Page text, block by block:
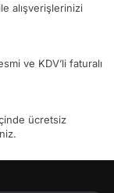
alışverişlerinizi
ve KDV’li faturalı
ücretsiz